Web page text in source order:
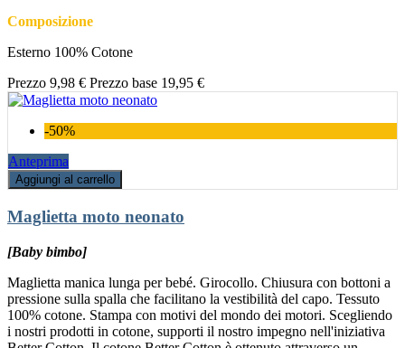
Composizione
Esterno 100% Cotone
Prezzo 9,98 € Prezzo base 19,95 €
-50%
Anteprima
Aggiungi al carrello
Maglietta moto neonato
[Baby bimbo]
Maglietta manica lunga per bebé. Girocollo. Chiusura con bottoni a
pressione sulla spalla che facilitano la vestibilità del capo. Tessuto
100% cotone. Stampa con motivi del mondo dei motori. Scegliendo
i nostri prodotti in cotone, supporti il nostro impegno nell'iniziativa